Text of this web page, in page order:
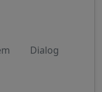
Dialog